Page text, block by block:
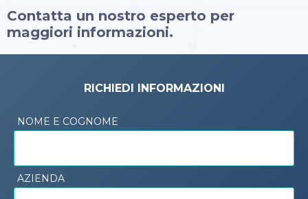
Contatta un nostro esperto per
maggiori informazioni.
RICHIEDI INFORMAZIONI
NOME E COGNOME
AZIENDA